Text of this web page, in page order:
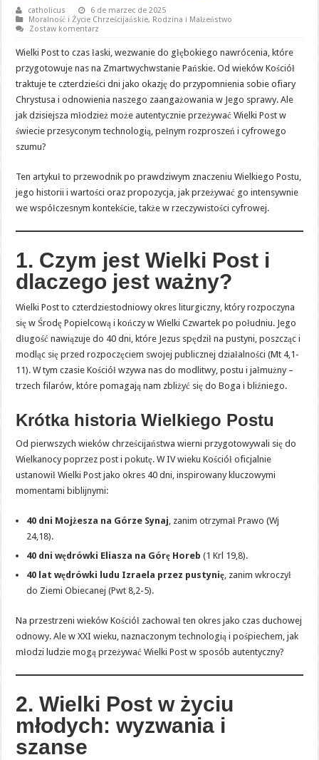
catholicus
6 de marzec de 2025
Moralność i Życie Chrześcijańskie, Rodzina i Małżeństwo
Zostaw komentarz
Wielki Post to czas łaski, wezwanie do głębokiego nawrócenia, które
przygotowuje nas na Zmartwychwstanie Pańskie. Od wieków Kościół
traktuje te czterdzieści dni jako okazję do przypomnienia sobie ofiary
Chrystusa i odnowienia naszego zaangażowania w Jego sprawy. Ale
jak dzisiejsza młodzież może autentycznie przeżywać Wielki Post w
świecie przesyconym technologią, pełnym rozproszeń i cyfrowego
szumu?
Ten artykuł to przewodnik po prawdziwym znaczeniu Wielkiego Postu,
jego historii i wartości oraz propozycja, jak przeżywać go intensywnie
we współczesnym kontekście, także w rzeczywistości cyfrowej.
1. Czym jest Wielki Post i
dlaczego jest ważny?
Wielki Post to czterdziestodniowy okres liturgiczny, który rozpoczyna
się w Środę Popielcową i kończy w Wielki Czwartek po południu. Jego
długość nawiązuje do 40 dni, które Jezus spędził na pustyni, poszcząc i
modląc się przed rozpoczęciem swojej publicznej działalności (Mt 4,1-
11). W tym czasie Kościół wzywa nas do modlitwy, postu i jałmużny –
trzech filarów, które pomagają nam zbliżyć się do Boga i bliźniego.
Krótka historia Wielkiego Postu
Od pierwszych wieków chrześcijaństwa wierni przygotowywali się do
Wielkanocy poprzez post i pokutę. W IV wieku Kościół oficjalnie
ustanowił Wielki Post jako okres 40 dni, inspirowany kluczowymi
momentami biblijnymi:
40 dni Mojżesza na Górze Synaj, zanim otrzymał Prawo (Wj
24,18).
40 dni wędrówki Eliasza na Górę Horeb (1 Krl 19,8).
40 lat wędrówki ludu Izraela przez pustynię, zanim wkroczył
do Ziemi Obiecanej (Pwt 8,2-5).
Na przestrzeni wieków Kościół zachował ten okres jako czas duchowej
odnowy. Ale w XXI wieku, naznaczonym technologią i pośpiechem, jak
młodzi ludzie mogą przeżywać Wielki Post w sposób autentyczny?
2. Wielki Post w życiu
młodych: wyzwania i
szanse